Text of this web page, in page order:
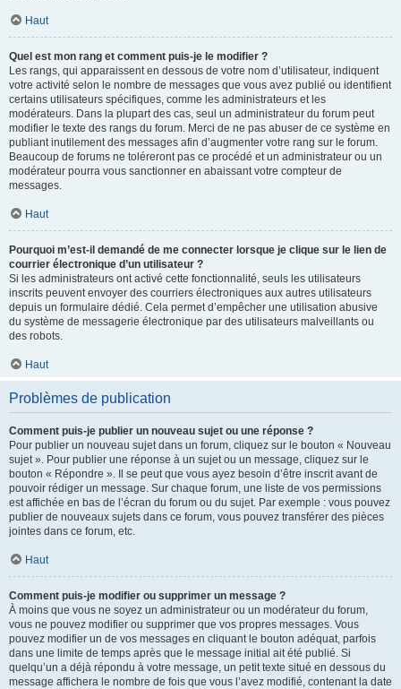
Haut
Quel est mon rang et comment puis-je le modifier ?
Les rangs, qui apparaissent en dessous de votre nom d’utilisateur, indiquent
votre activité selon le nombre de messages que vous avez publié ou identifient
certains utilisateurs spécifiques, comme les administrateurs et les
modérateurs. Dans la plupart des cas, seul un administrateur du forum peut
modifier le texte des rangs du forum. Merci de ne pas abuser de ce système en
publiant inutilement des messages afin d’augmenter votre rang sur le forum.
Beaucoup de forums ne toléreront pas ce procédé et un administrateur ou un
modérateur pourra vous sanctionner en abaissant votre compteur de
messages.
Haut
Pourquoi m’est-il demandé de me connecter lorsque je clique sur le lien de
courrier électronique d’un utilisateur ?
Si les administrateurs ont activé cette fonctionnalité, seuls les utilisateurs
inscrits peuvent envoyer des courriers électroniques aux autres utilisateurs
depuis un formulaire dédié. Cela permet d’empêcher une utilisation abusive
du système de messagerie électronique par des utilisateurs malveillants ou
des robots.
Haut
Problèmes de publication
Comment puis-je publier un nouveau sujet ou une réponse ?
Pour publier un nouveau sujet dans un forum, cliquez sur le bouton « Nouveau
sujet ». Pour publier une réponse à un sujet ou un message, cliquez sur le
bouton « Répondre ». Il se peut que vous ayez besoin d’être inscrit avant de
pouvoir rédiger un message. Sur chaque forum, une liste de vos permissions
est affichée en bas de l’écran du forum ou du sujet. Par exemple : vous pouvez
publier de nouveaux sujets dans ce forum, vous pouvez transférer des pièces
jointes dans ce forum, etc.
Haut
Comment puis-je modifier ou supprimer un message ?
À moins que vous ne soyez un administrateur ou un modérateur du forum,
vous ne pouvez modifier ou supprimer que vos propres messages. Vous
pouvez modifier un de vos messages en cliquant le bouton adéquat, parfois
dans une limite de temps après que le message initial ait été publié. Si
quelqu’un a déjà répondu à votre message, un petit texte situé en dessous du
message affichera le nombre de fois que vous l’avez modifié, contenant la date